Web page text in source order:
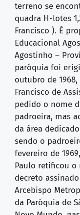
terreno se
quadra H-lotes
Francisco ). É
Educacional
Agostinho –
paróquia foi
outubro de
Francisco de
pedido o nome
padroeira, mas
da área
sendo o
fevereiro de
Paulo retificou o
decreto
Arcebispo
da Paróquia de